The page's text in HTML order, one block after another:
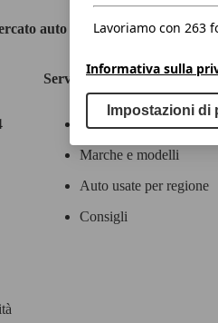
auto europeo.
Servizi
Contatti
Marche e modelli
Auto usate per regione
Consigli
Lavoriamo con 263
Informativa sulla
Impostazioni di